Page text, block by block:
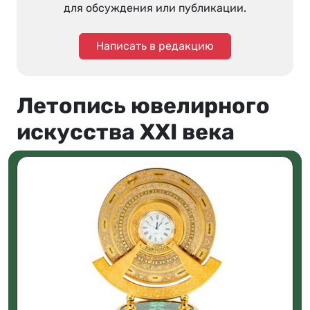
для обсуждения или публикации.
Написать в редакцию
Летопись ювелирного
искусства XXI века